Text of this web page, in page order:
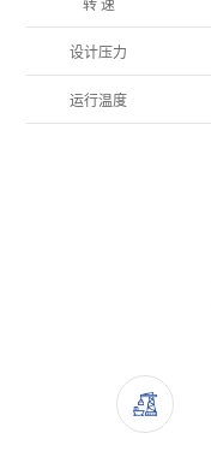
设计压力
运行温度